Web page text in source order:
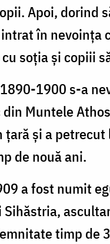
Apoi, dorind
în nevoința
soția și copiii
1900 s-a
din Muntele
țară și a petrecut
de nouă ani.
a fost numit
timp de